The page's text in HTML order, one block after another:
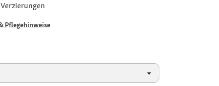
Pflegehinweise